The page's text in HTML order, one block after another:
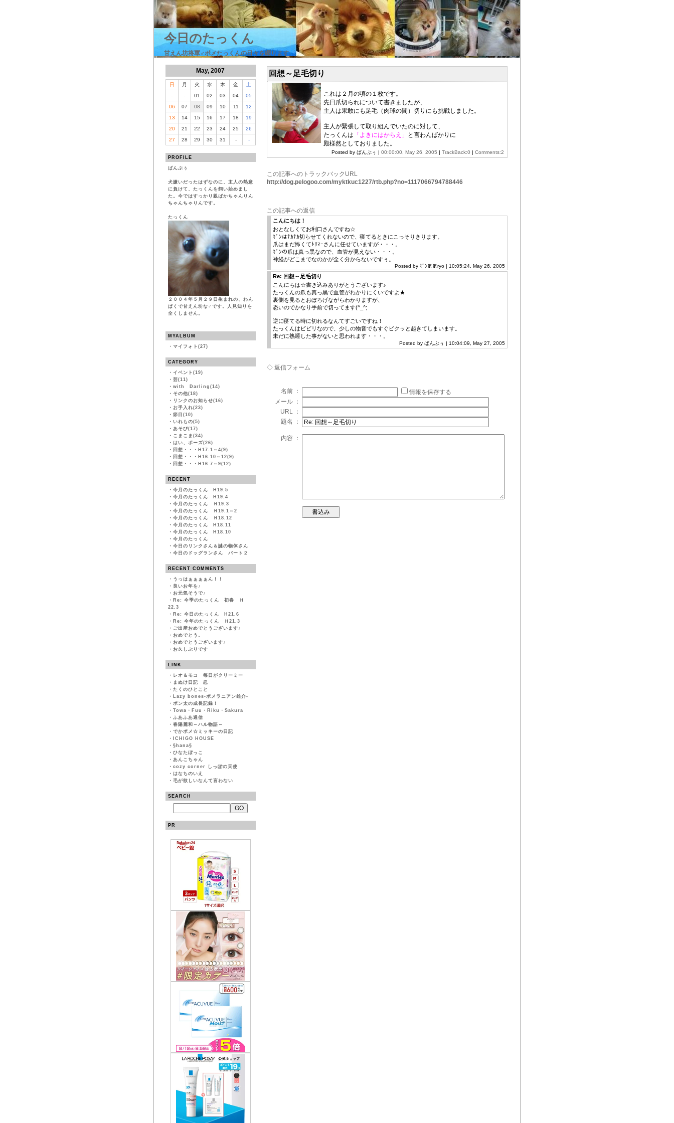
今日のたっくん
甘えん坊将軍♂ポメたっくんの日々を綴ります
May, 2007
日 月 火 水 木 金
土
-
- 01 02 03 04
05
06
07 08 09 10 11
12
13
14 15 16 17 18
19
20
21 22 23 24 25
26
27
28 29 30 31 - -
PROFILE
ばんぶぅ
犬嫌いだったはずなのに、主人の熱意
に負けて、たっくんを飼い始めまし
た。今ではすっかり親ばかちゃんりん
ちゃんちゃりんです。
たっくん
２００４年５月２９日生まれの、わん
ぱくで甘えん坊な♂です。人見知りを
全くしません。
MYALBUM
・ マイフォト(27)
CATEGORY
・ イベント(19)
・ 芸(11)
・ with Darling(14)
・ その他(18)
・ リンクのお知らせ(16)
・ お手入れ(23)
・ 節目(10)
・ いれもの(5)
・ あそび(17)
・ こまこま(34)
・ はい、ポーズ(26)
・ 回想・・・H17.1～4(9)
・ 回想・・・H16.10～12(9)
・ 回想・・・H16.7～9(12)
RECENT
・ 今月のたっくん H19.5
・ 今月のたっくん H19.4
・ 今月のたっくん Ｈ19.3
・ 今月のたっくん Ｈ19.1～2
・ 今月のたっくん Ｈ18.12
・ 今月のたっくん H18.11
・ 今月のたっくん H18.10
・ 今月のたっくん
・ 今日のリンクさん＆謎の物体さん
・ 今日のドッグランさん パート２
RECENT COMMENTS
・ うっはぁぁぁぁん！！
・ 良いお年を♪
・ お元気そうで♪
・ Re: 今季のたっくん 初春 Ｈ
22.3
・ Re: 今日のたっくん H21.6
・ Re: 今年のたっくん Ｈ21.3
・ ご出産おめでとうございます♪
・ おめでとう。
・ おめでとうございます♪
・ お久しぶりです
LINK
・ レオ＆モコ 毎日がクリーミー
・ まぬけ日記 忍
・ たくのひとこと
・ Lazy bones-ポメラニアン雄介-
・ ポン太の成長記録！
・ Towa・Fuu・Riku・Sakura
・ ふあふあ通信
・ 春陽麗和～ハル物語～
・ でかポメ☆ミッキーの日記
・
ICHIGO HOUSE
・ §hana§
・ ひなたぼっこ
・ あんこちゃん
・ cozy corner しっぽの天使
・ はなちのいえ
・ 毛が欲しいなんて言わない
SEARCH
PR
回想～足毛切り
これは２月の頃の１枚です。
先日爪切られについて書きましたが、
主人は果敢にも足毛（肉球の間）切りにも挑戦しました。
主人が緊張して取り組んでいたのに対して、
たっくんは 「よきにはからえ」
と言わんばかりに
殿様然としておりました。
Posted by ばんぶぅ | 00:00:00, May 26, 2005 | TrackBack:0 | Comments:2
この記事へのトラックバックURL
http://dog.pelogoo.com/myktkuc1227/rtb.php?no=1117066794788446
この記事への返信
こんにちは！
おとなしくてお利口さんですね☆
ｷﾞﾝはﾅｶﾅｶ切らせてくれないので、寝てるときにこっそりきります。
爪はまだ怖くてﾄﾘﾏｰさんに任せていますが・・・。
ｷﾞﾝの爪は真っ黒なので、血管が見えない・・・。
神経がどこまでなのかが全く分からないですぅ。
Posted by ｷﾞﾝままryo | 10:05:24, May 26, 2005
Re: 回想～足毛切り
こんにちは☆書き込みありがとうございます♪
たっくんの爪も真っ黒で血管がわかりにくいですよ★
裏側を見るとおぼろげながらわかりますが、
恐いのでかなり手前で切ってます(^_^;
逆に寝てる時に切れるなんてすごいですね！
たっくんはビビリなので、少しの物音でもすぐビクッと起きてしまいます。
未だに熟睡した事がないと思われます・・・。
Posted by ばんぶぅ | 10:04:09, May 27, 2005
◇ 返信フォーム
名前 ：
情報を保存する
メール ：
URL ：
題名 ：
内容 ：